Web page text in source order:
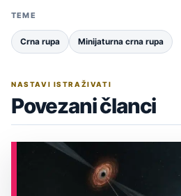
TEME
Crna rupa Minijaturna crna rupa
NASTAVI ISTRAŽIVATI
Povezani članci